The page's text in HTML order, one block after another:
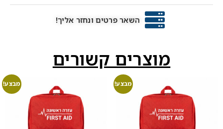
השאר פרטים ונחזר אליך!
מוצרים קשורים
מבצע! מבצע!